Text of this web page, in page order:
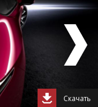
Скачать